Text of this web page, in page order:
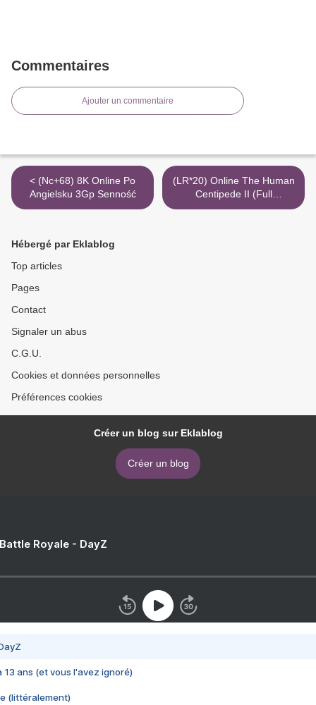
Commentaires
Ajouter un commentaire
< (Nc+68) 8K Online Po
Angielsku 3Gp Senność
(LR*20) Online The Human
Centipede II (Full
Sequence) Mkv Completa
Hébergé par Eklablog
Top articles
Pages
Contact
Signaler un abus
C.G.U.
Cookies et données personnelles
Préférences cookies
Créer un blog sur Eklablog
Créer un blog
Royale - DayZ
13 ans (et vous l'avez ignoré)
(littéralement)